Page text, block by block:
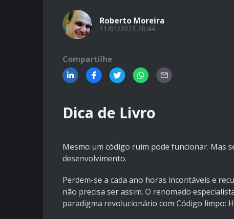
Roberto Moreira
11/01/2023 20:44
Compartilhe
Dica de Livro
Mesmo um código ruim pode funcionar. Mas
desenvolvimento.
Perdem-se a cada ano horas incontáveis e
não precisa ser assim. O renomado
paradigma revolucionário com Código limpo: